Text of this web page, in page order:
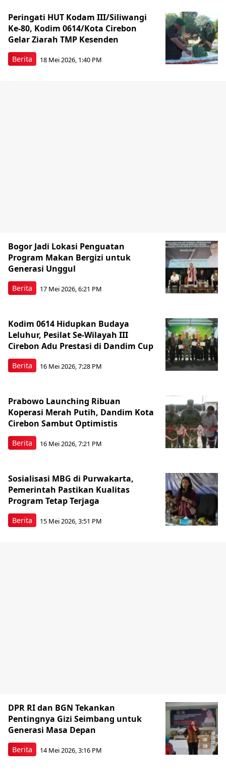
Berita
Peringati HUT Kodam III/Siliwangi
Ke-80, Kodim 0614/Kota Cirebon
Gelar Ziarah TMP Kesenden
18 Mei 2026, 1:40 PM
Berita
Bogor Jadi Lokasi Penguatan
Program Makan Bergizi untuk
Generasi Unggul
17 Mei 2026, 6:21 PM
Berita
Kodim 0614 Hidupkan Budaya
Leluhur, Pesilat Se-Wilayah III
Cirebon Adu Prestasi di Dandim Cup
16 Mei 2026, 7:28 PM
Berita
Prabowo Launching Ribuan
Koperasi Merah Putih, Dandim Kota
Cirebon Sambut Optimistis
16 Mei 2026, 7:21 PM
Berita
Sosialisasi MBG di Purwakarta,
Pemerintah Pastikan Kualitas
Program Tetap Terjaga
15 Mei 2026, 3:51 PM
Berita
DPR RI dan BGN Tekankan
Pentingnya Gizi Seimbang untuk
Generasi Masa Depan
14 Mei 2026, 3:16 PM